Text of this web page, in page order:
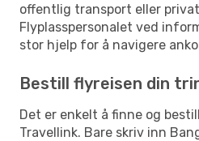
offentlig transport eller
Flyplasspersonalet ved
stor hjelp for å navigere
Bestill flyreisen din
Det er enkelt å finne og
Travellink. Bare skriv inn